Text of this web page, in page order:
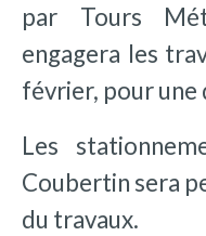
par Tours
engagera les
février, pour une
Les
Coubertin sera
du travaux.